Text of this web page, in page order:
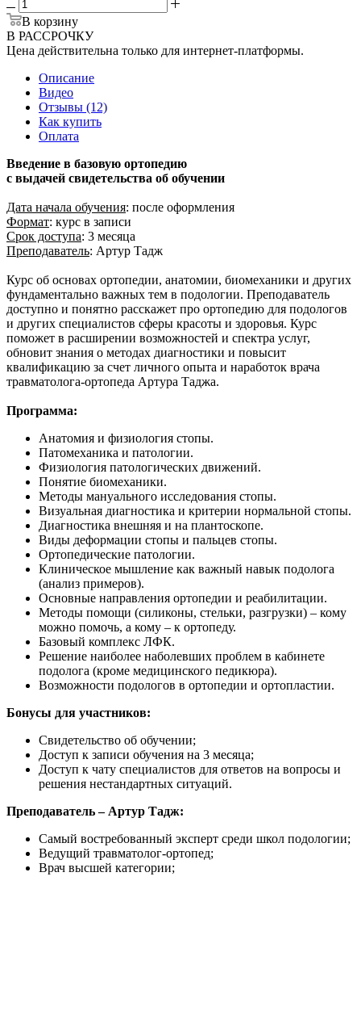
В корзину
В РАССРОЧКУ
Цена действительна только для интернет-платформы.
Описание
Видео
Отзывы (12)
Как купить
Оплата
Введение в базовую ортопедию
с выдачей свидетельства об обучении
Дата начала обучения: после оформления
Формат: курс в записи
Срок доступа: 3 месяца
Преподаватель: Артур Тадж
Курс об основах ортопедии, анатомии, биомеханики и других
фундаментально важных тем в подологии. Преподаватель
доступно и понятно расскажет про ортопедию для подологов
и других специалистов сферы красоты и здоровья. Курс
поможет в расширении возможностей и спектра услуг,
обновит знания о методах диагностики и повысит
квалификацию за счет личного опыта и наработок врача
травматолога-ортопеда Артура Таджа.
Программа:
Анатомия и физиология стопы.
Патомеханика и патологии.
Физиология патологических движений.
Понятие биомеханики.
Методы мануального исследования стопы.
Визуальная диагностика и критерии нормальной стопы.
Диагностика внешняя и на плантоскопе.
Виды деформации стопы и пальцев стопы.
Ортопедические патологии.
Клиническое мышление как важный навык подолога
(анализ примеров).
Основные направления ортопедии и реабилитации.
Методы помощи (силиконы, стельки, разгрузки) – кому
можно помочь, а кому – к ортопеду.
Базовый комплекс ЛФК.
Решение наиболее наболевших проблем в кабинете
подолога (кроме медицинского педикюра).
Возможности подологов в ортопедии и ортопластии.
Бонусы для участников:
Свидетельство об обучении;
Доступ к записи обучения на 3 месяца;
Доступ к чату специалистов для ответов на вопросы и
решения нестандартных ситуаций.
Преподаватель – Артур Тадж:
Самый востребованный эксперт среди школ подологии;
Ведущий травматолог-ортопед;
Врач высшей категории;